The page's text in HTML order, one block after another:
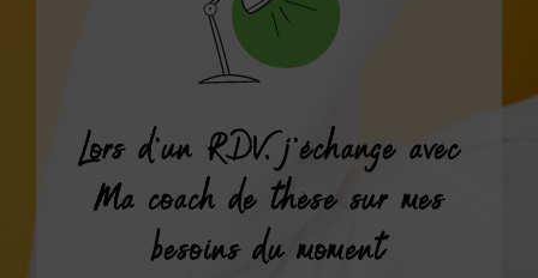
Lors d’un RDV, j’échange avec
Ma coach de thèse sur mes
besoins du moment